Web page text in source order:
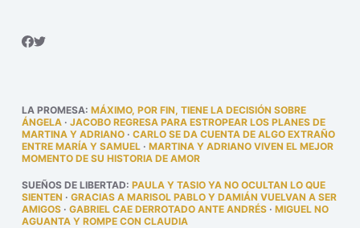
o
n
d
o
LA PROMESA: MÁXIMO, POR FIN, TIENE LA DECISIÓN SOBRE
ÁNGELA· JACOBO REGRESA PARA ESTROPEAR LOS PLANES DE
MARTINA Y ADRIANO· CARLO SE DA CUENTA DE ALGO EXTRAÑO
ENTRE MARÍA Y SAMUEL· MARTINA Y ADRIANO VIVEN EL MEJOR
MOMENTO DE SU HISTORIA DE AMOR
SUEÑOS DE LIBERTAD: PAULA Y TASIO YA NO OCULTAN LO QUE
SIENTEN · GRACIAS A MARISOL PABLO Y DAMIÁN VUELVAN A SER
AMIGOS· GABRIEL CAE DERROTADO ANTE ANDRÉS· MIGUEL NO
AGUANTA Y ROMPE CON CLAUDIA